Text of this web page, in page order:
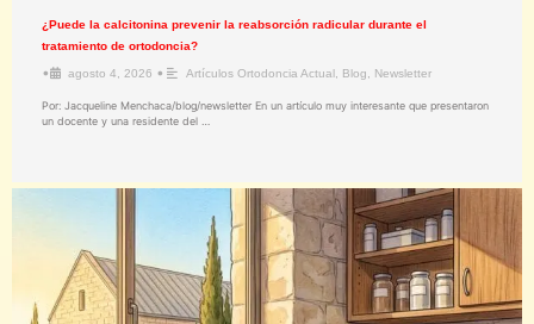
¿Puede la calcitonina prevenir la reabsorción radicular durante el
tratamiento de ortodoncia?
• agosto 4, 2026 • Artículos Ortodoncia Actual , Blog, Newsletter
Por: Jacqueline Menchaca/blog/newsletter En un artículo muy interesante que presentaron
un docente y una residente del …